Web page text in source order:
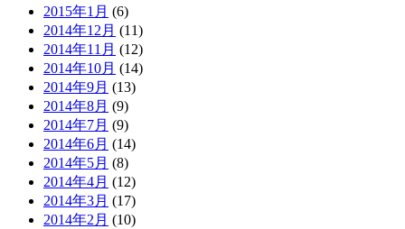
2015年1月 (6)
2014年12月 (11)
2014年11月 (12)
2014年10月 (14)
2014年9月 (13)
2014年8月 (9)
2014年7月 (9)
2014年6月 (14)
2014年5月 (8)
2014年4月 (12)
2014年3月 (17)
2014年2月 (10)